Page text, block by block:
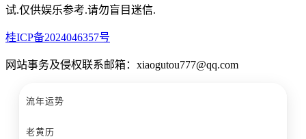
试.仅供娱乐参考.请勿盲目迷信.
桂ICP备2024046357号
网站事务及侵权联系邮箱：xiaogutou777@qq.com
流年运势
老黄历